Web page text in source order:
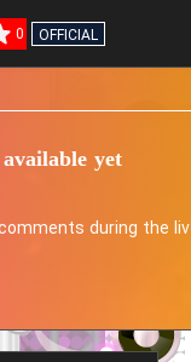
0 OFFICIAL
yet
during the liv